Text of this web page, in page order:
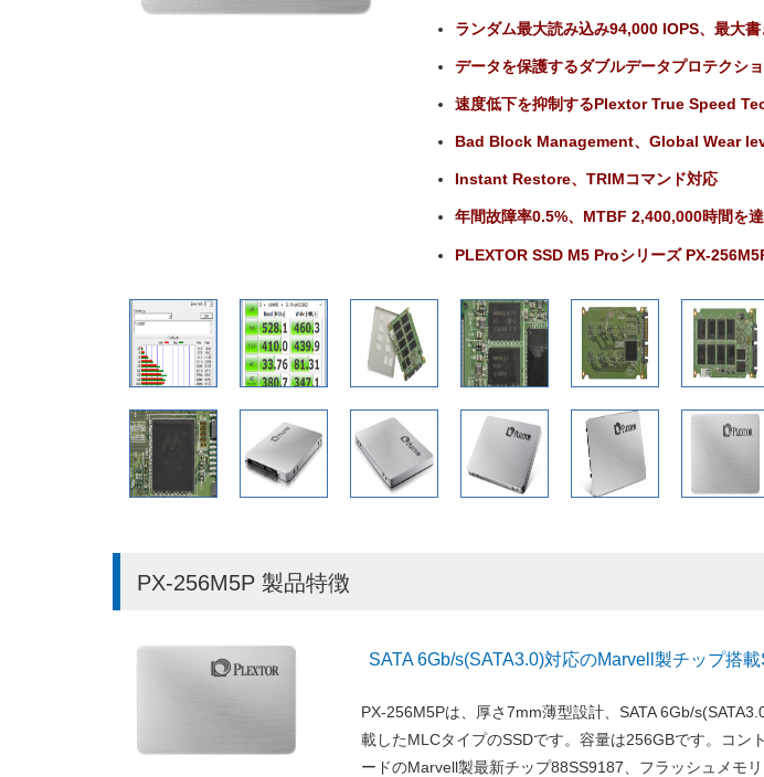
ランダム最大読み込み94,000 IOPS、最大
データを保護するダブルデータプロテクシ
速度低下を抑制するPlextor True Speed
Bad Block Management、Global Wear
Instant Restore、TRIMコマンド対応
年間故障率0.5%、 MTBF 2,400,000時間を
PLEXTOR SSD M5 Proシリーズ PX-
PX-256M5P 製品特徴
SATA 6Gb/s(SATA3.0)対応のMarvell製チップ搭
PX-256M5Pは、厚さ7mm薄型設計、SATA 6Gb/
載したMLCタイプのSSDです。容量は256GBです。コン
ードのMarvell製最新チップ88SS9187、フラッシュメモ